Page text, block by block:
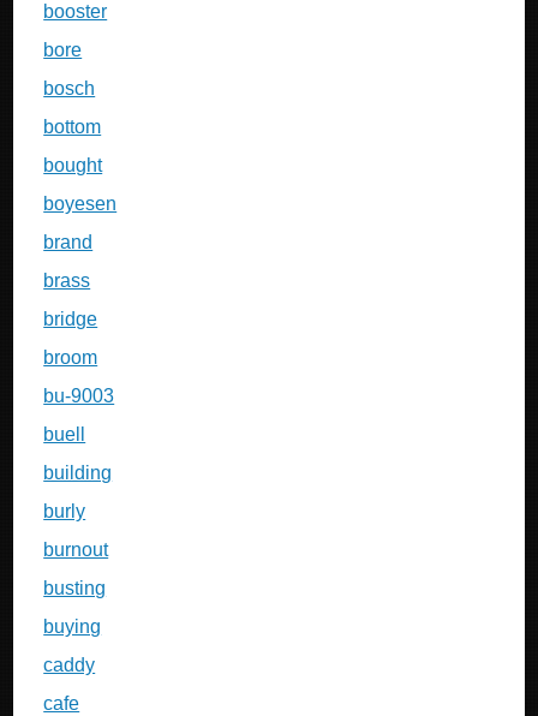
booster
bore
bosch
bottom
bought
boyesen
brand
brass
bridge
broom
bu-9003
buell
building
burly
burnout
busting
buying
caddy
cafe